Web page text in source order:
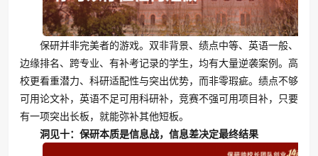
保研并非完美者的游戏。双非背景、绩点中等、英语一般、
边缘排名、跨专业、有补考记录的学生，均有大量逆袭案例。高
校更看重潜力、科研适配性与突出优势，而非零瑕疵。绩点不够
可用论文补，英语不足可用科研补，竞赛不强可用项目补，只要
有一项突出长板，就能弥补其他短板。
洞见十：保研本质是信息战，信息差决定最终结果